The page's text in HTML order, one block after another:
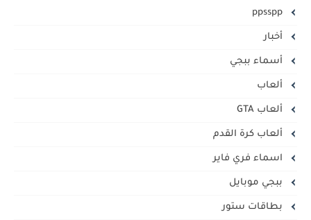
ppsspp
أخبار
أسماء ببجي
ألعاب
ألعاب GTA
ألعاب كرة القدم
اسماء فري فاير
ببجي موبايل
بطاقات ستور